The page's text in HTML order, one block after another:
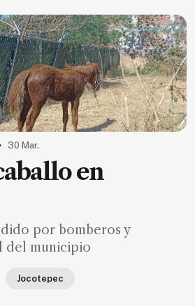
. 30 Mar.
en
por bomberos y
del municipio
Jocotepec